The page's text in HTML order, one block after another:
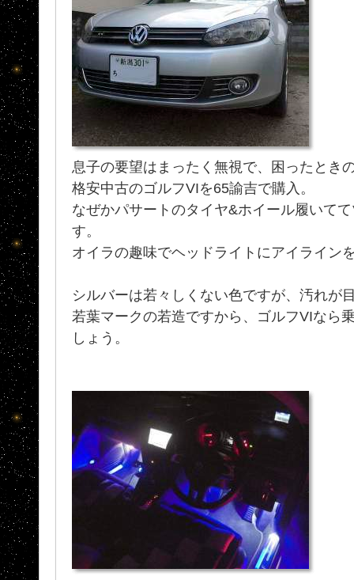
息子の要望はまったく無視で、困ったとき
格安中古のゴルフVIを65諭吉で購入。
なぜかパサートのタイヤ&ホイール履いて
す。
オイラの趣味でヘッドライトにアイライン
シルバーは若々しくない色ですが、汚れが
若葉マークの若造ですから、ゴルフVIなら
しょう。